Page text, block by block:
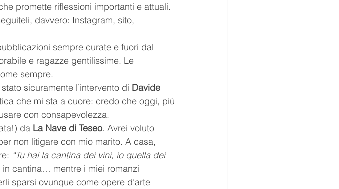
promette riflessioni importanti e attuali.
davvero: Instagram, sito,
sempre curate e fuori dal
e ragazze gentilissime. Le
sempre.
sicuramente l’intervento di Davide
che mi sta a cuore: credo che oggi, più
con consapevolezza.
da La Nave di Teseo. Avrei voluto
non litigare con mio marito. A casa,
“Tu hai la cantina dei vini, io quella dei
cantina… mentre i miei romanzi
sparsi ovunque come opere d’arte